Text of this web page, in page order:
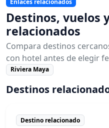
Enlaces relacionados
Destinos, vuelos
relacionados
Compara destinos
con hotel antes de elegir
Riviera Maya
Destinos
Destino relacionado